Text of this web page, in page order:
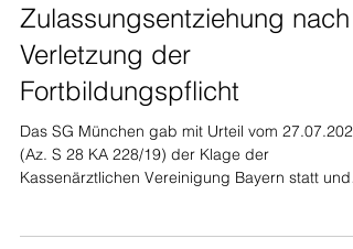
Zulassungsentziehung nach
Verletzung der
Fortbildungspflicht
Das SG München gab mit Urteil vom 27.07.2020
(Az. S 28 KA 228/19) der Klage der
Kassenärztlichen Vereinigung Bayern statt und